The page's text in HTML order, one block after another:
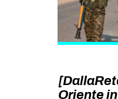
Oriente